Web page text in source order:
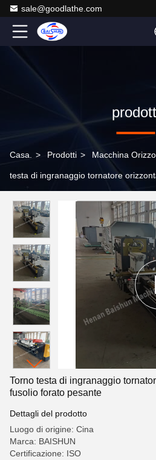
sale@goodlathe.com
Casa. > Prodotti > Macchina
testa di ingranaggio tornatore
Torno testa di ingranaggio
fusolio forato pesante
Dettagli del prodotto
Luogo di origine: Cina
Marca: BAISHUN
Certificazione: ISO